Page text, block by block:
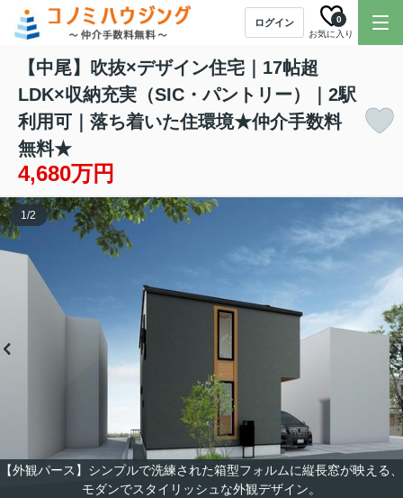
ログイン
お気に入り
0
【中尾】吹抜×デザイン住宅｜17帖超
LDK×収納充実（SIC・パントリー）｜2駅
利用可｜落ち着いた住環境★仲介手数料
無料★
4,680万円
【外観パース】シンプルで洗練された箱型フォルムに縦長窓が映える、
モダンでスタイリッシュな外観デザイン。
1/2